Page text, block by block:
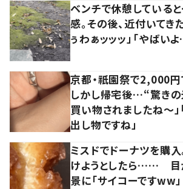
ベンチで休憩している
感。その後、近付いて
ぅわぁッッッ」「やばいよ
京都・祇園祭で2,000
しかし帰宅後…“驚きの
買い物されましたね～」
出し物ですね」
ミスドでドーナツを購
けようとしたら…… 目
景に「サイコーですww」